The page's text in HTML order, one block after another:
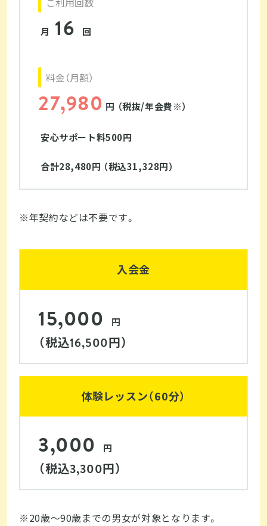
月 16 回
料金（月額）
27,980 円 （税抜/年会費※）
安心サポート料500円
合計28,480円 （税込31,328円）
※年契約などは不要です。
入会金
15,000 円
（税込16,500円）
体験レッスン（60分）
3,000 円
（税込3,300円）
※20歳～90歳までの男女が対象となります。